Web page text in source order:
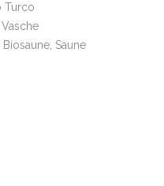
Turco
Saune